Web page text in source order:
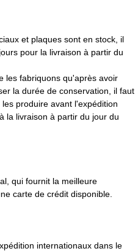
et plaques sont en stock, il
pour la livraison à partir du
les fabriquons qu'après avoir
la durée de conservation, il faut
produire avant l'expédition
la livraison à partir du jour du
qui fournit la meilleure
carte de crédit disponible.
internationaux dans le